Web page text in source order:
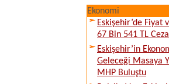
Ekonomi
Eskişehir’de Fiyat
67 Bin 541 TL
Eskişehir’in
Geleceği Masaya
MHP Buluştu